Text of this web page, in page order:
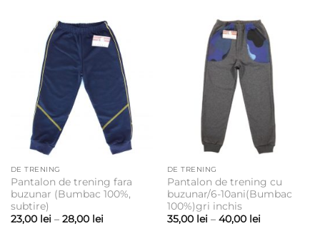
până
la
35,00 lei
până
la
35,00 lei
DE TRENING
Pantalon de trening fara
buzunar (Bumbac 100%,
subtire)
23,00 lei – 28,00 leiInterval
DE TRENING
Pantalon de trening cu
buzunar/6-10ani(Bumbac
100%)gri inchis
35,00 lei – 40,00 leiInterval